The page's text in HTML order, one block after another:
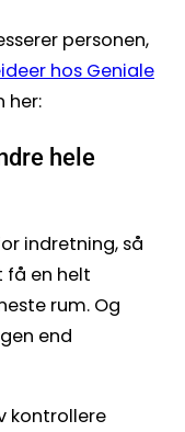
personen,
hos Geniale
her:
hele
indretning, så
få en helt
rum. Og
end
kontrollere